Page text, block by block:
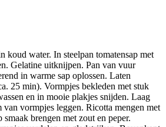
koud water. In steelpan tomatensap met
Gelatine uitknijpen. Pan van vuur
in warme sap oplossen. Laten
25 min). Vormpjes bekleden met stuk
en in mooie plakjes snijden. Laag
van vormpjes leggen. Ricotta mengen met
brengen met zout en peper.